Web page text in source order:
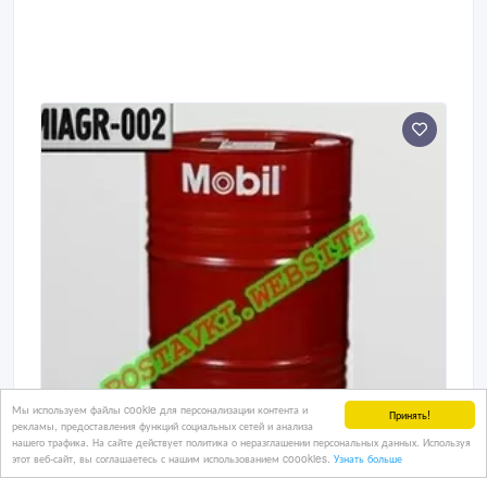
Принять!
Мы используем файлы cookie для персонализации контента и
рекламы, предоставления функций социальных сетей и анализа
нашего трафика. На сайте действует политика о неразглашении персональных данных. Используя
этот веб-сайт, вы соглашаетесь с нашим использованием coookies. Узнать больше